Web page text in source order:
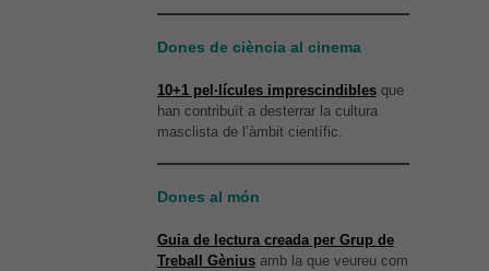
Dones de ciència al cinema
10+1 pel·lícules imprescindiblesque
han contribuït a desterrar la cultura
masclista de l’àmbit científic.
Dones al món
Guia de lectura creada per Grup de
Treball Gèniusamb la que veureu com